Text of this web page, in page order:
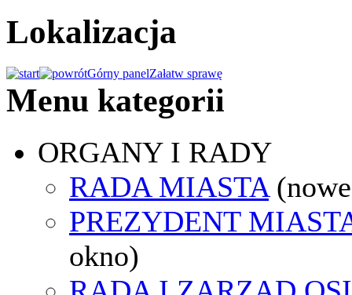
Lokalizacja
Górny panelZałatw sprawę
Menu kategorii
ORGANY I RADY
RADA MIASTA
PREZYDENT
okno)